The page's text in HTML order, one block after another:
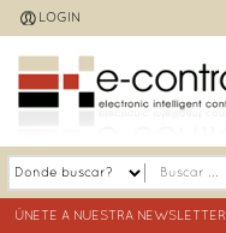
Jump
to
navigation
LOGIN
ÚNETE A NUESTRA NEWSLETTER